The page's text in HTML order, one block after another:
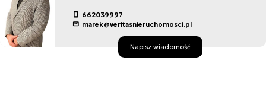
662039997
marek@veritasnieruchomosci.pl
Napisz wiadomość